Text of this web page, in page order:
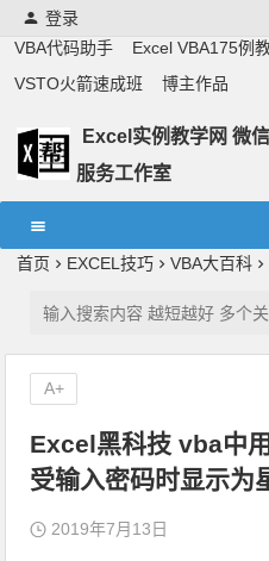
登录
VBA代码助手
Excel VBA175例
VSTO火箭速成班
博主作品
Excel实例教学网 微
服务工作室
首页
EXCEL技巧 VBA大百科
Excel黑科技 vba中
受输入密码时显示为
2019年7月13日
A+